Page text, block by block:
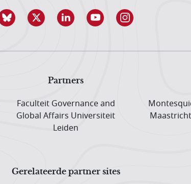
Partners
Faculteit Governance and
Global Affairs Universiteit
Leiden
Gerelateerde partner sites